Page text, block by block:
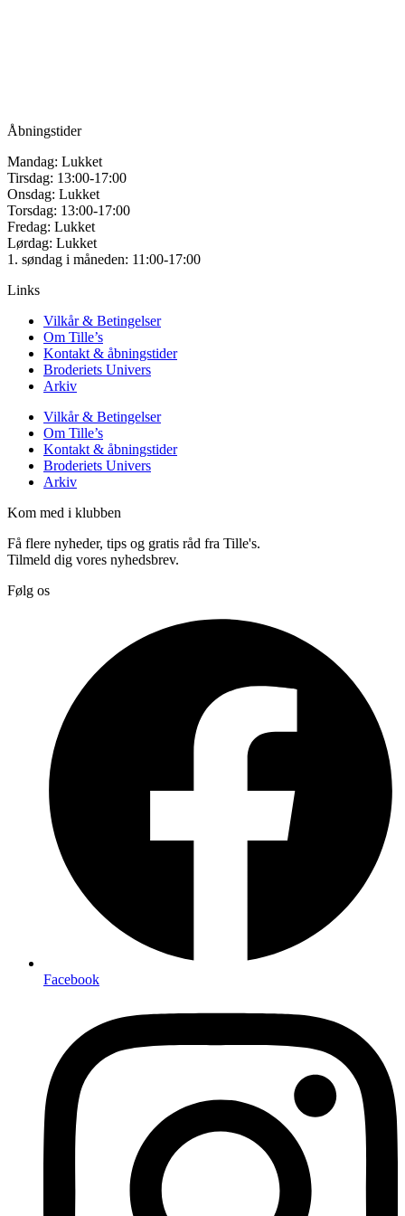
Åbningstider
Mandag: Lukket
Tirsdag: 13:00-17:00
Onsdag: Lukket
Torsdag: 13:00-17:00
Fredag: Lukket
Lørdag: Lukket
1. søndag i måneden: 11:00-17:00
Links
Vilkår & Betingelser
Om Tille’s
Kontakt & åbningstider
Broderiets Univers
Arkiv
Vilkår & Betingelser
Om Tille’s
Kontakt & åbningstider
Broderiets Univers
Arkiv
Kom med i klubben
Få flere nyheder, tips og gratis råd fra Tille's.
Tilmeld dig vores nyhedsbrev.
Følg os
Facebook